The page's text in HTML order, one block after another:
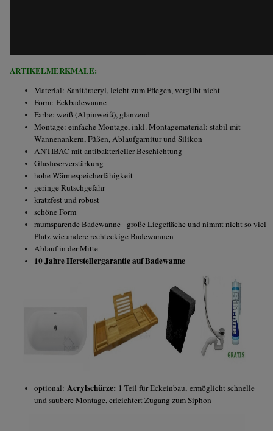
ARTIKELMERKMALE:
Material: Sanitäracryl, leicht zum Pflegen, vergilbt nicht
Form: Eckbadewanne
Farbe: weiß (Alpinweiß), glänzend
Montage: einfache Montage, inkl. Montagematerial: stabil mit
Wannenankern, Füßen, Ablaufgarnitur und Silikon
ANTIBAC mit antibakterieller Beschichtung
Glasfaserverstärkung
hohe Wärmespeicherfähigkeit
geringe Rutschgefahr
kratzfest und robust
schöne Form
raumsparende Badewanne - große Liegefläche und nimmt nicht so viel
Platz wie andere rechteckige Badewannen
Ablauf in der Mitte
10 Jahre Herstellergarantie auf Badewanne
optional: Acrylschürze: 1 Teil für Eckeinbau, ermöglicht schnelle
und saubere Montage, erleichtert Zugang zum Siphon